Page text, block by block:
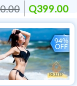
Q399.00